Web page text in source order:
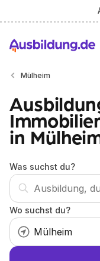
Mülheim
in
Was suchst du?
Wo suchst du?